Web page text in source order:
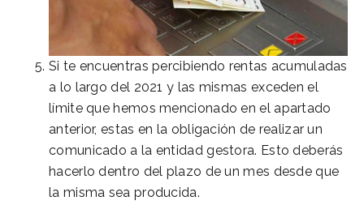
Si te encuentras percibiendo rentas acumuladas
a lo largo del 2021 y las mismas exceden el
límite que hemos mencionado en el apartado
anterior, estas en la obligación de realizar un
comunicado a la entidad gestora. Esto deberás
hacerlo dentro del plazo de un mes desde que
la misma sea producida.